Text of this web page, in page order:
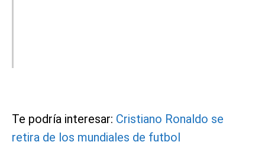
Te podría interesar: Cristiano Ronaldo se
retira de los mundiales de futbol